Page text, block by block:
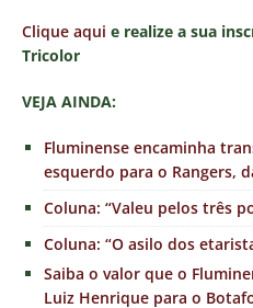
Clique aqui e realize a sua
Tricolor
VEJA AINDA:
Fluminense encaminha
esquerdo para o Rangers,
Coluna: “Valeu pelos três
Coluna: “O asilo dos
Saiba o valor que o
Luiz Henrique para o